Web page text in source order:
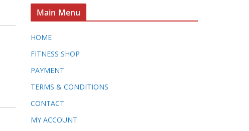
:
Main Menu
HOME
FITNESS SHOP
PAYMENT
TERMS & CONDITIONS
CONTACT
MY ACCOUNT